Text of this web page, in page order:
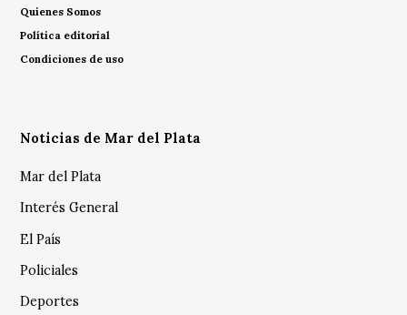
Quienes Somos
Política editorial
Condiciones de uso
Noticias de Mar del Plata
Mar del Plata
Interés General
El País
Policiales
Deportes